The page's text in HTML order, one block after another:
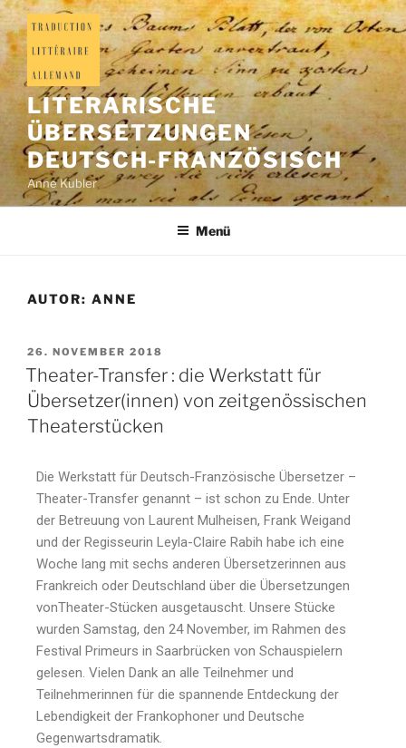
LITERARISCHE
ÜBERSETZUNGEN
DEUTSCH-FRANZÖSISCH
Anne Kubler
Menü
AUTOR: ANNE
26. NOVEMBER 2018
Theater-Transfer : die Werkstatt für
Übersetzer(innen) von zeitgenössischen
Theaterstücken
Die Werkstatt für Deutsch-Französische Übersetzer –
Theater-Transfer genannt – ist schon zu Ende. Unter
der Betreuung von Laurent Mulheisen, Frank Weigand
und der Regisseurin Leyla-Claire Rabih habe ich eine
Woche lang mit sechs anderen Übersetzerinnen aus
Frankreich oder Deutschland über die Übersetzungen
vonTheater-Stücken ausgetauscht. Unsere Stücke
wurden Samstag, den 24 November, im Rahmen des
Festival Primeurs in Saarbrücken von Schauspielern
gelesen. Vielen Dank an alle Teilnehmer und
Teilnehmerinnen für die spannende Entdeckung der
Lebendigkeit der Frankophoner und Deutsche
Gegenwartsdramatik.